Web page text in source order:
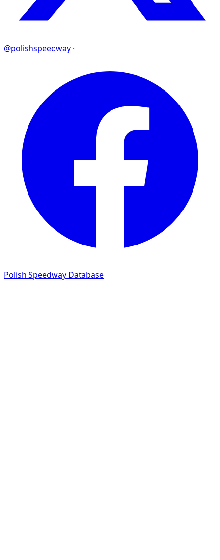
@polishspeedway ·
Polish Speedway Database